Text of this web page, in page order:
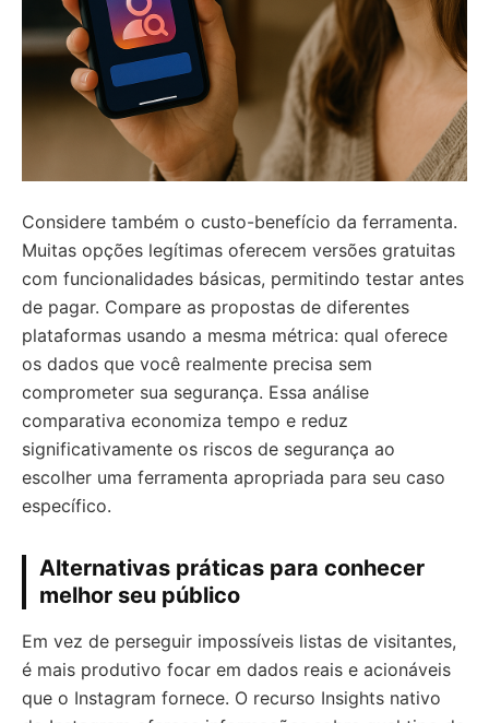
Considere também o custo-benefício da ferramenta.
Muitas opções legítimas oferecem versões gratuitas
com funcionalidades básicas, permitindo testar antes
de pagar. Compare as propostas de diferentes
plataformas usando a mesma métrica: qual oferece
os dados que você realmente precisa sem
comprometer sua segurança. Essa análise
comparativa economiza tempo e reduz
significativamente os riscos de segurança ao
escolher uma ferramenta apropriada para seu caso
específico.
Alternativas práticas para conhecer
melhor seu público
Em vez de perseguir impossíveis listas de visitantes,
é mais produtivo focar em dados reais e acionáveis
que o Instagram fornece. O recurso Insights nativo